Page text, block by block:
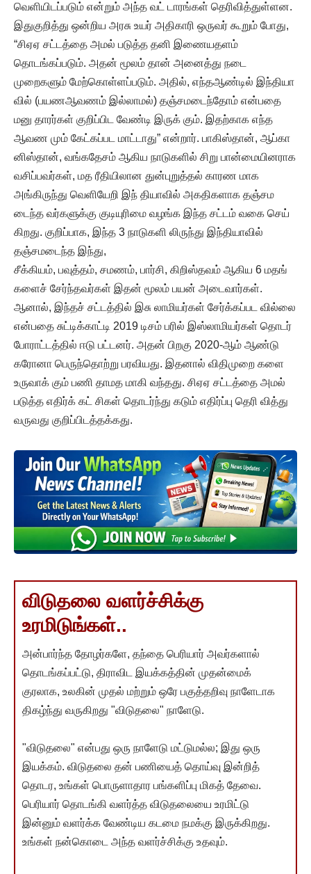
வெளியிடப்படும் என்றும் அந்த வட் டாரங்கள் தெரிவித்துள்ளன.
இதுகுறித்து ஒன்றிய அரசு உயர் அதிகாரி ஒருவர் கூறும் போது,
“சிஏஏ சட்டத்தை அமல் படுத்த தனி இணையதளம்
தொடங்கப்படும். அதன் மூலம் தான் அனைத்து நடை
முறைகளும் மேற்கொள்ளப்படும். அதில், எந்தஆண்டில் இந்தியா
வில் (பயணஆவணம் இல்லாமல்) தஞ்சமடைந்தோம் என்பதை
மனு தாரர்கள் குறிப்பிட வேண்டி இருக் கும். இதற்காக எந்த
ஆவண மும் கேட்கப்பட மாட்டாது” என்றார். பாகிஸ்தான், ஆப்கா
னிஸ்தான், வங்கதேசம் ஆகிய நாடுகளில் சிறு பான்மையினராக
வசிப்பவர்கள், மத ரீதியிலான துன்புறுத்தல் காரண மாக
அங்கிருந்து வெளியேறி இந் தியாவில் அகதிகளாக தஞ்சம
டைந்த வர்களுக்கு குடியுரிமை வழங்க இந்த சட்டம் வகை செய்
கிறது. குறிப்பாக, இந்த 3 நாடுகளி லிருந்து இந்தியாவில்
தஞ்சமடைந்த இந்து,
சீக்கியம், பவுத்தம், சமணம், பார்சி, கிறிஸ்தவம் ஆகிய 6 மதங்
களைச் சேர்ந்தவர்கள் இதன் மூலம் பயன் அடைவார்கள்.
ஆனால், இந்தச் சட்டத்தில் இசு லாமியர்கள் சேர்க்கப்பட வில்லை
என்பதை சுட்டிக்காட்டி 2019 டிசம் பரில் இஸ்லாமியர்கள் தொடர்
போராட்டத்தில் ஈடு பட்டனர். அதன் பிறகு 2020-ஆம் ஆண்டு
கரோனா பெருந்தொற்று பரவியது. இதனால் விதிமுறை களை
உருவாக் கும் பணி தாமத மாகி வந்தது. சிஏஏ சட்டத்தை அமல்
படுத்த எதிர்க் கட் சிகள் தொடர்ந்து கடும் எதிர்ப்பு தெரி வித்து
வருவது குறிப்பிடத்தக்கது.
விடுதலை வளர்ச்சிக்கு
உரமிடுங்கள்..
அன்பார்ந்த தோழர்களே, தந்தை பெரியார் அவர்களால்
தொடங்கப்பட்டு, திராவிட இயக்கத்தின் முதன்மைக்
குரலாக, உலகின் முதல் மற்றும் ஒரே பகுத்தறிவு நாளேடாக
திகழ்ந்து வருகிறது "விடுதலை" நாளேடு.
"விடுதலை" என்பது ஒரு நாளேடு மட்டுமல்ல; இது ஒரு
இயக்கம். விடுதலை தன் பணியைத் தொய்வு இன்றித்
தொடர, உங்கள் பொருளாதார பங்களிப்பு மிகத் தேவை.
பெரியார் தொடங்கி வளர்த்த விடுதலையை உரமிட்டு
இன்னும் வளர்க்க வேண்டிய கடமை நமக்கு இருக்கிறது.
உங்கள் நன்கொடை அந்த வளர்ச்சிக்கு உதவும்.